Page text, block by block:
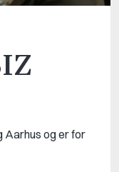
Aarhus og er for